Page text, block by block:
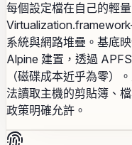
每個設定檔在自己的輕
系統與網路堆疊。基底
Alpine 建置，透過
（磁碟成本近乎為零）
法讀取主機的剪貼簿、
政策明確允許。